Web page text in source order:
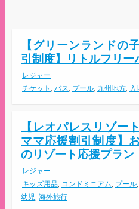
【グリーンランドの
引制度】リトルフリー
レジャー
チケット , バス, プール, 九州地方, 入
【レオパレスリゾー
ママ応援割引制度】
のリゾート応援プラン
レジャー
キッズ用品, コンドミニアム, プール,
幼児, 海外旅行